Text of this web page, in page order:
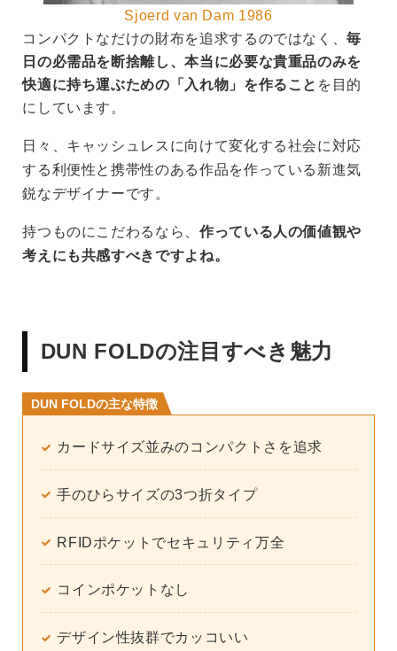
Sjoerd van Dam 1986
コンパクトなだけの財布を追求するのではなく、毎
日の必需品を断捨離し、本当に必要な貴重品のみを
快適に持ち運ぶための「入れ物」を作ること を目的
にしています。
日々、キャッシュレスに向けて変化する社会に対応
する利便性と携帯性のある作品を作っている新進気
鋭なデザイナーです。
持つものにこだわるなら、 作っている人の価値観や
考えにも共感すべきですよね。
DUN FOLDの注目すべき魅力
DUN FOLDの主な特徴
カードサイズ並みのコンパクトさを追求
手のひらサイズの3つ折タイプ
RFIDポケットでセキュリティ万全
コインポケットなし
デザイン性抜群でカッコいい